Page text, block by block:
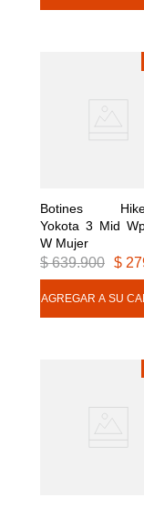
Botines
Yokota 3 Mid
W Mujer
$ 639.900 $